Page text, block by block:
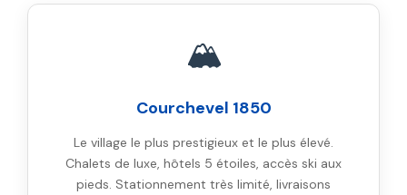
🏔️
Courchevel 1850
Le village le plus prestigieux et le plus élevé.
Chalets de luxe, hôtels 5 étoiles, accès ski aux
pieds. Stationnement très limité, livraisons